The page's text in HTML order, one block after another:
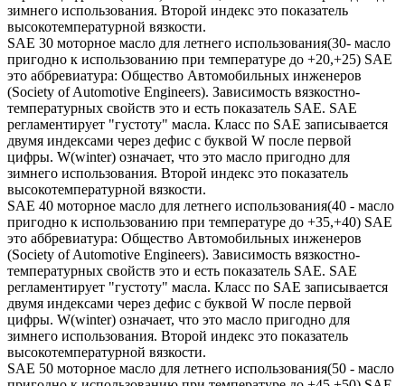
зимнего использования. Второй индекс это показатель
высокотемпературной вязкости.
SAE 30 моторное масло для летнего использования(30- масло
пригодно к использованию при температуре до +20,+25) SAE
это аббревиатура: Общество Автомобильных инженеров
(Society of Automotive Engineers). Зависимость вязкостно-
температурных свойств это и есть показатель SAE. SAE
регламентирует "густоту" масла. Класс по SAE записывается
двумя индексами через дефис с буквой W после первой
цифры. W(winter) означает, что это масло пригодно для
зимнего использования. Второй индекс это показатель
высокотемпературной вязкости.
SAE 40 моторное масло для летнего использования(40 - масло
пригодно к использованию при температуре до +35,+40) SAE
это аббревиатура: Общество Автомобильных инженеров
(Society of Automotive Engineers). Зависимость вязкостно-
температурных свойств это и есть показатель SAE. SAE
регламентирует "густоту" масла. Класс по SAE записывается
двумя индексами через дефис с буквой W после первой
цифры. W(winter) означает, что это масло пригодно для
зимнего использования. Второй индекс это показатель
высокотемпературной вязкости.
SAE 50 моторное масло для летнего использования(50 - масло